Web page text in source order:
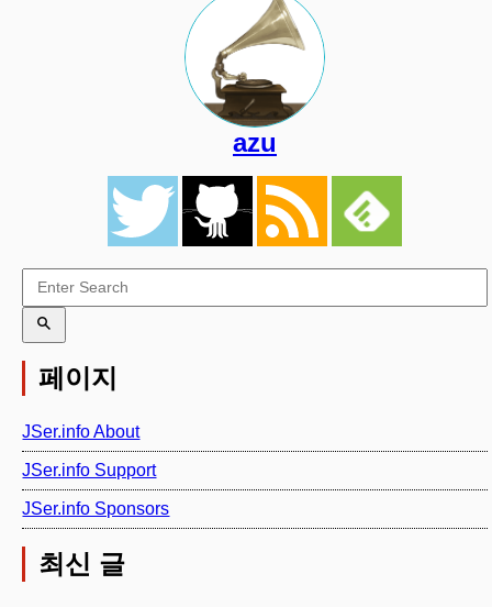
azu
페이지
JSer.info About
JSer.info Support
JSer.info Sponsors
최신 글